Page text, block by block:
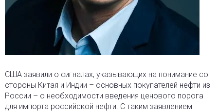
США заявили о сигналах, указывающих на понимание со
стороны Китая и Индии – основных покупателей нефти из
России – о необходимости введения ценового порога
для импорта российской нефти. С таким заявлением